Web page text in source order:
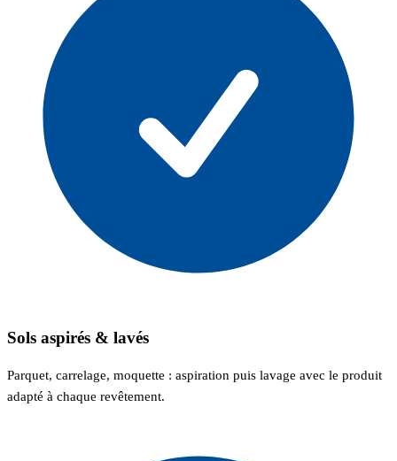
Sols aspirés & lavés
Parquet, carrelage, moquette : aspiration puis lavage avec le produit
adapté à chaque revêtement.